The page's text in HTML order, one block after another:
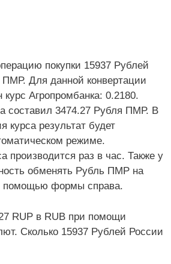
покупки 15937 Рублей
Для данной конвертации
Агропромбанка: 0.2180.
составил 3474.27 Рубля ПМР. В
курса результат будет
режиме.
производится раз в час. Также у
обменять Рубль ПМР на
помощью формы справа.
RUP в RUB при помощи
Сколько 15937 Рублей России